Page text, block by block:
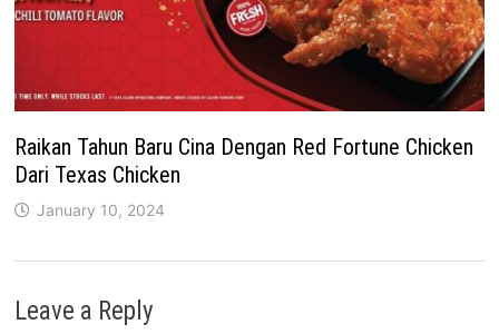
Raikan Tahun Baru Cina Dengan Red Fortune Chicken
Dari Texas Chicken
January 10, 2024
Leave a Reply